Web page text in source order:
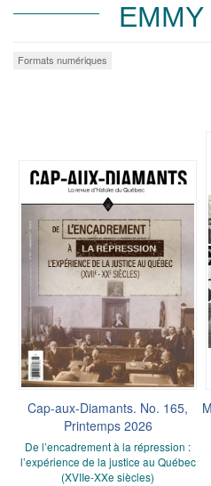
EMMY
Formats numériques
Cap-aux-Diamants. No. 165,
Printemps 2026
De l’encadrement à la répression :
l’expérience de la justice au Québec
(XVIIe-XXe siècles)